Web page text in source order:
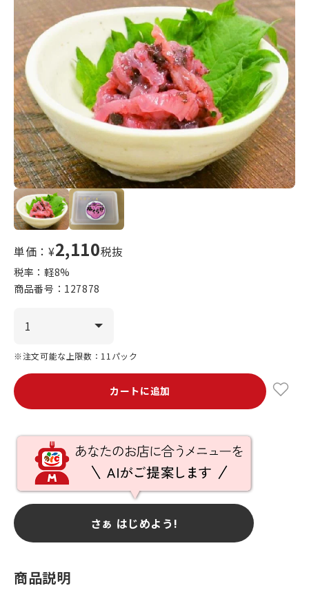
単価：¥2,110税抜
税率：軽8%
商品番号： 127878
※注文可能な上限数：11パック
カートに追加
さぁ はじめよう!
商品説明